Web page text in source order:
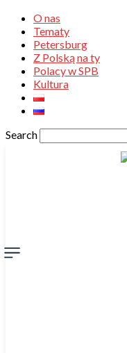
O nas
Tematy
Petersburg
Z Polską na ty
Polacy w SPB
Kultura
Search